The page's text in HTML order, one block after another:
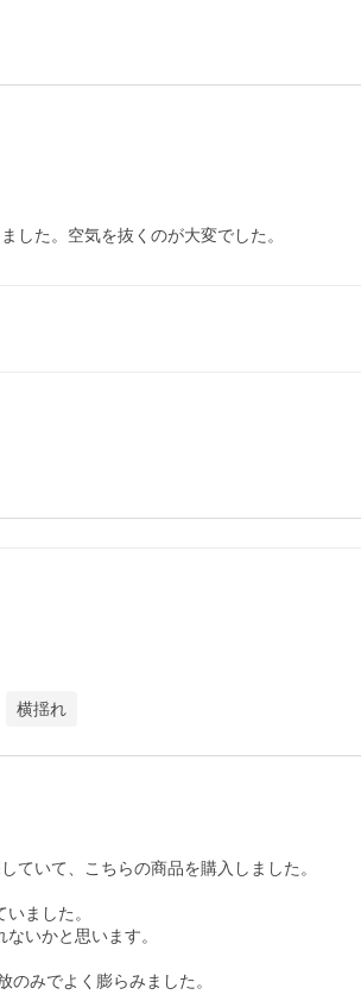
した。空気を抜くのが大変でした。
横揺れ
ていて、こちらの商品を購入しました。
ました。
いかと思います。
みでよく膨らみました。